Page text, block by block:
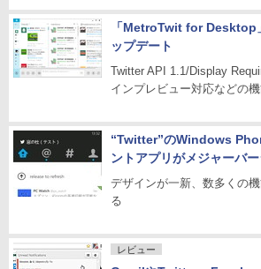
「MetroTwit for Desktop
ップデート
Twitter API 1.1/Display
インプレビュー対応などの
“Twitter”のWindows
ントアプリがメジャーバ
デザインが一新、数多くの
る
レビュー